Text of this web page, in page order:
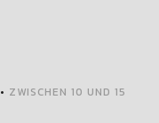
• ZWISCHEN 10 UND 15